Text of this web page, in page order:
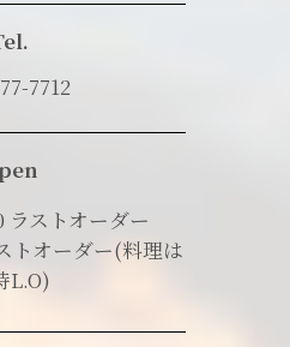
7712
ラストオーダー
トオーダー(料理は
L.O)